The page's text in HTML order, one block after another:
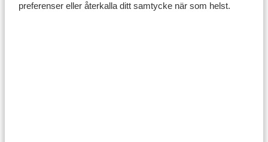
preferenser eller återkalla ditt samtycke när som helst.